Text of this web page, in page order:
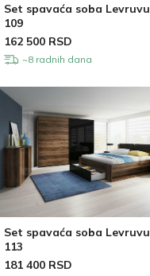
Set spavaća soba Levruvu
109
162 500 RSD
~8 radnih dana
Set spavaća soba Levruvu
113
181 400 RSD